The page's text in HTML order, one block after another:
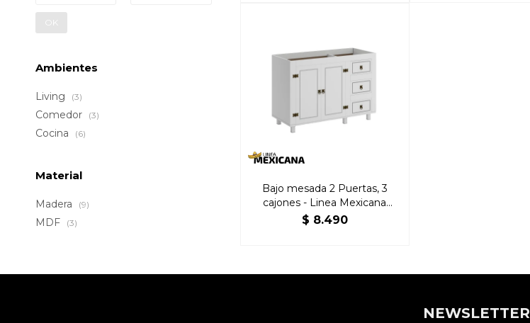
Bajo mesada 2 Puertas, 3
cajones - Linea Mexicana
Blanco
$ 8.490
OK
Ambientes
Living (3)
Comedor (3)
Cocina (6)
Material
Madera (9)
MDF (3)
NEWSLETTER